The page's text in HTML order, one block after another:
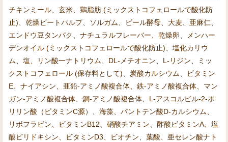
チキンミール、玄米、鶏脂肪 (ミックストコフェロールで酸化防
止)、乾燥ビートパルプ、ソルガム、ビール酵母、大麦、亜麻仁、
エンドウ豆タンパク、ナチュラルフレーバー、乾燥卵、メンハー
デンオイル (ミックストコフェロールで酸化防止)、塩化カリウ
ム、塩、リン酸一ナトリウム、DL-メチオニン、L-リジン、ミッ
クストコフェロール (保存料として)、炭酸カルシウム、ビタミン
E、ナイアシン、亜鉛-アミノ酸複合体、鉄-アミノ酸複合体、マン
ガン-アミノ酸複合体、銅-アミノ酸複合体、L-アスコルビル-2-ポ
リリン酸（ビタミンC源）、海藻、パントテン酸D-カルシウム、
リボフラビン、ビタミンB12、硝酸チアミン、酢酸ビタミンA、塩
酸ピリドキシン、ビタミンD3、ビオチン、葉酸、亜セレン酸ナト